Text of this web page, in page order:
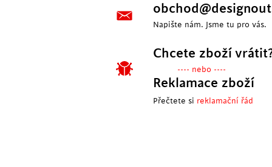
Napište nám. Jsme tu pro vás.
Chcete zboží
---- nebo ----
Reklamace zboží
Přečtete si reklamační řád